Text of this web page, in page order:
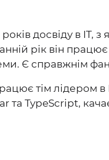
досвіду в IT, з
рік він
Є справжнім
тім лідером в
та TypeScript,